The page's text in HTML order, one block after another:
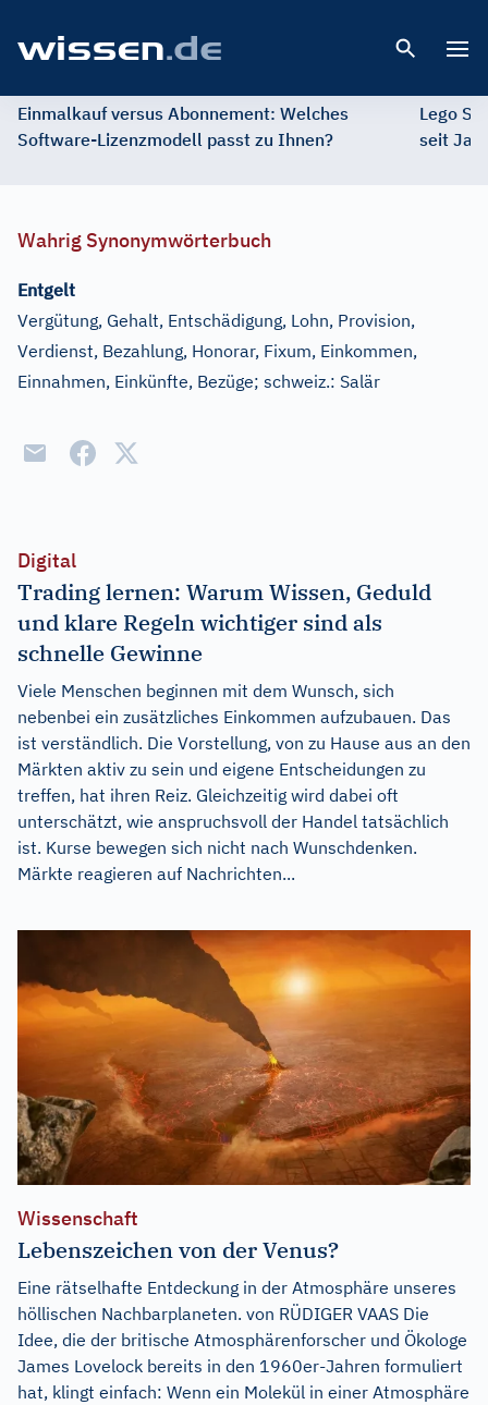
Einmalkauf versus Abonnement: Welches
Software-Lizenzmodell passt zu Ihnen?
Lego
seit
Wahrig Synonymwörterbuch
Entgelt
Vergütung, Gehalt, Entschädigung, Lohn, Provision,
Verdienst, Bezahlung, Honorar, Fixum, Einkommen,
Einnahmen, Einkünfte, Bezüge; schweiz.: Salär
Digital
Trading lernen: Warum Wissen, Geduld
und klare Regeln wichtiger sind als
schnelle Gewinne
Viele Menschen beginnen mit dem Wunsch, sich
nebenbei ein zusätzliches Einkommen aufzubauen. Das
ist verständlich. Die Vorstellung, von zu Hause aus an den
Märkten aktiv zu sein und eigene Entscheidungen zu
treffen, hat ihren Reiz. Gleichzeitig wird dabei oft
unterschätzt, wie anspruchsvoll der Handel tatsächlich
ist. Kurse bewegen sich nicht nach Wunschdenken.
Märkte reagieren auf Nachrichten...
Wissenschaft
Lebenszeichen von der Venus?
Eine rätselhafte Entdeckung in der Atmosphäre unseres
höllischen Nachbarplaneten. von RÜDIGER VAAS Die
Idee, die der britische Atmosphärenforscher und Ökologe
James Lovelock bereits in den 1960er-Jahren formuliert
hat, klingt einfach: Wenn ein Molekül in einer Atmosphäre